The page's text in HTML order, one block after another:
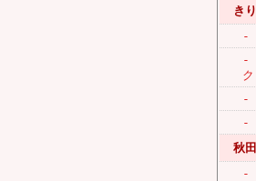
き
-
-
ク
-
-
秋
-